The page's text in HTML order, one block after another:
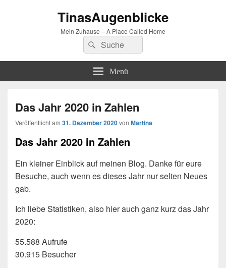
TinasAugenblicke
Mein Zuhause – A Place Called Home
Suchen
nach:
Suchen
Menü
Das Jahr 2020 in Zahlen
Veröffentlicht am 31. Dezember 2020von Martina
Das Jahr 2020 in Zahlen
Ein kleiner Einblick auf meinen Blog. Danke für eure
Besuche, auch wenn es dieses Jahr nur selten Neues
gab.
Ich liebe Statistiken, also hier auch ganz kurz das Jahr
2020:
55.588 Aufrufe
30.915 Besucher